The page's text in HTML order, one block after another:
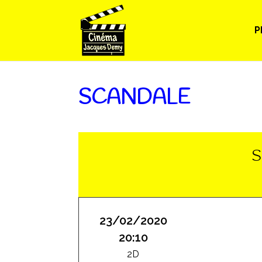
SCANDALE
23/02/2020
20:10
2D